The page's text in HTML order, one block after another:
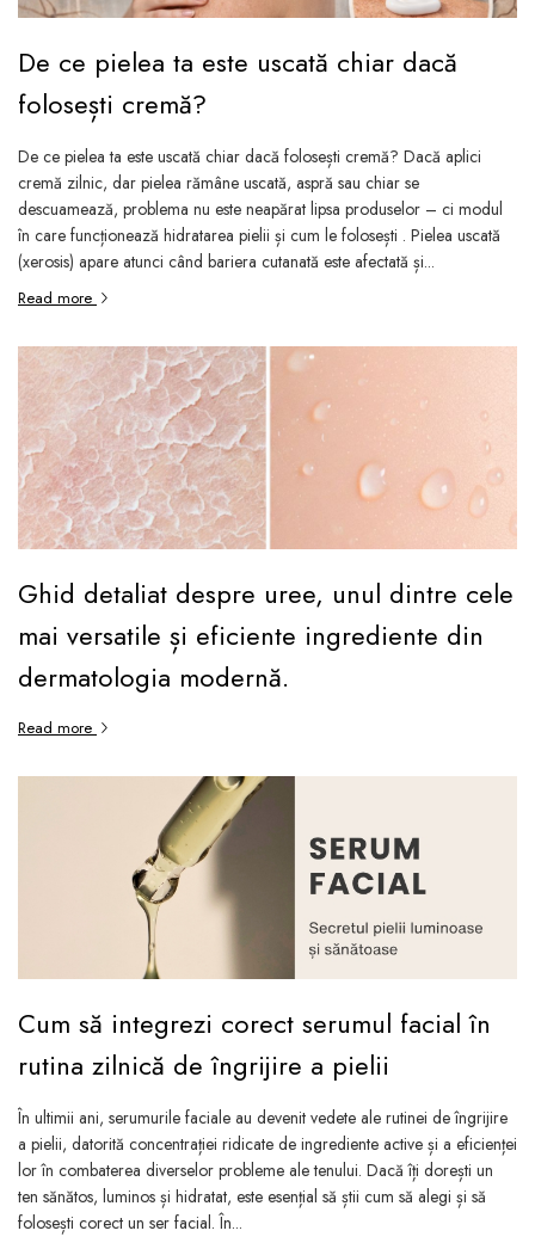
De ce pielea ta este uscată chiar dacă
folosești cremă?
De ce pielea ta este uscată chiar dacă folosești cremă? Dacă aplici
cremă zilnic, dar pielea rămâne uscată, aspră sau chiar se
descuamează, problema nu este neapărat lipsa produselor – ci modul
în care funcționează hidratarea pielii și cum le folosești . Pielea uscată
(xerosis) apare atunci când bariera cutanată este afectată și...
Read more
Ghid detaliat despre uree, unul dintre cele
mai versatile și eficiente ingrediente din
dermatologia modernă.
Read more
Cum să integrezi corect serumul facial în
rutina zilnică de îngrijire a pielii
În ultimii ani, serumurile faciale au devenit vedete ale rutinei de îngrijire
a pielii, datorită concentrației ridicate de ingrediente active și a eficienței
lor în combaterea diverselor probleme ale tenului. Dacă îți dorești un
ten sănătos, luminos și hidratat, este esențial să știi cum să alegi și să
folosești corect un ser facial. În...